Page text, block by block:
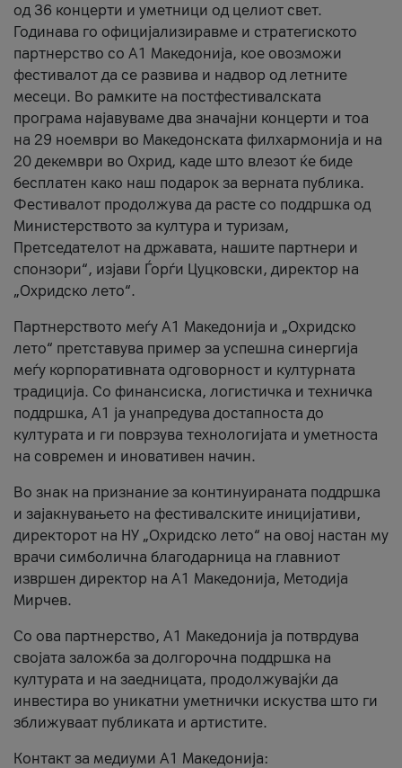
од 36 концерти и уметници од целиот свет.
Годинава го официјализиравме и стратегиското
партнерство со А1 Македонија, кое овозможи
фестивалот да се развива и надвор од летните
месеци. Во рамките на постфестивалската
програма најавуваме два значајни концерти и тоа
на 29 ноември во Македонската филхармонија и на
20 декември во Охрид, каде што влезот ќе биде
бесплатен како наш подарок за верната публика.
Фестивалот продолжува да расте со поддршка од
Министерството за култура и туризам,
Претседателот на државата, нашите партнери и
спонзори“, изјави Ѓорѓи Цуцковски, директор на
„Охридско лето“.
Партнерството меѓу A1 Македонија и „Охридско
лето“ претставува пример за успешна синергија
меѓу корпоративната одговорност и културната
традиција. Со финансиска, логистичка и техничка
поддршка, A1 ја унапредува достапноста до
културата и ги поврзува технологијата и уметноста
на современ и иновативен начин.
Во знак на признание за континуираната поддршка
и зајакнувањето на фестивалските иницијативи,
директорот на НУ „Охридско лето“ на овој настан му
врачи симболична благодарница на главниот
извршен директор на A1 Македонија, Методија
Мирчев.
Со ова партнерство, A1 Македонија ја потврдува
својата заложба за долгорочна поддршка на
културата и на заедницата, продолжувајќи да
инвестира во уникатни уметнички искуства што ги
зближуваат публиката и артистите.
Контакт за медиуми А1 Македонија: